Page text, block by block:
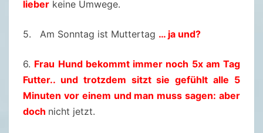
–
7
.
0
lieber keine Umwege.
5. Am Sonntag ist Muttertag … ja und?
6. Frau Hund bekommt immer noch 5x am Tag
Futter.. und trotzdem sitzt sie gefühlt alle 5
Minuten vor einem und man muss sagen: aber
doch nicht jetzt.